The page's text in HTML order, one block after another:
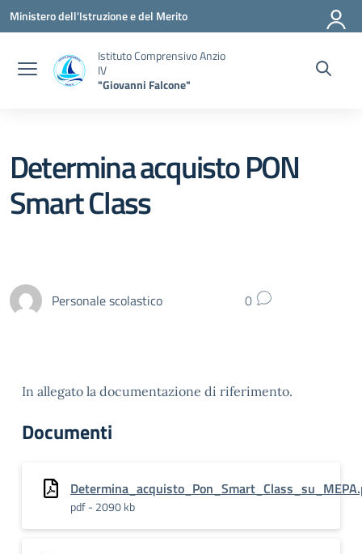
Vai ai contenuti
Vai al menu di navigazione
Vai al footer
Ministero dell'Istruzione e del Merito
Istituto Comprensivo Anzio
IV
"Giovanni Falcone"
Determina acquisto PON
Smart Class
Personale scolastico 0
In allegato la documentazione di riferimento.
Documenti
pdf - 2090 kb